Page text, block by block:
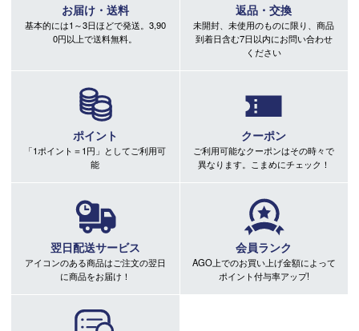
お届け・送料
基本的には1～3日ほどで発送。3,90
0円以上で送料無料。
返品・交換
未開封、未使用のものに限り、商品
到着日含む7日以内にお問い合わせ
ください
ポイント
「1ポイント＝1円」としてご利用可
能
クーポン
ご利用可能なクーポンはその時々で
異なります。こまめにチェック！
翌日配送サービス
アイコンのある商品はご注文の翌日
に商品をお届け！
会員ランク
AGO上でのお買い上げ金額によって
ポイント付与率アップ!